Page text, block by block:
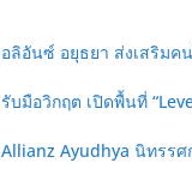
อลิอันซ์ อยุธยา ส่งเสริมค
รับมือวิกฤต เปิดพื้นที่
Allianz Ayudhya นิทรรศ